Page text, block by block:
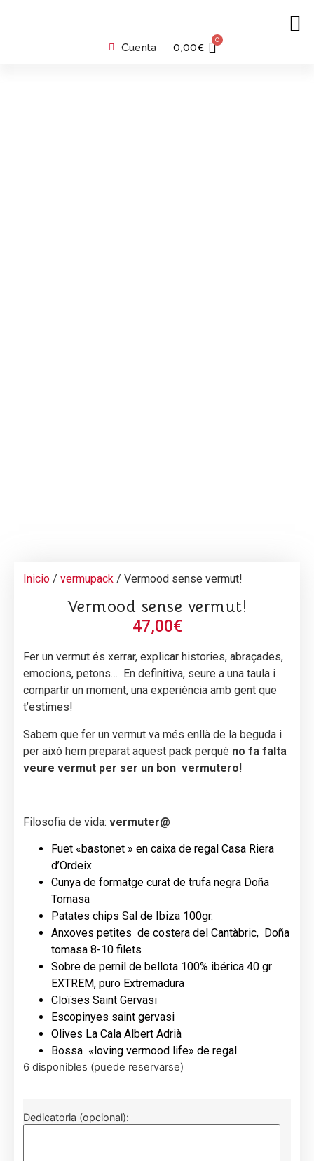
Cuenta 0,00€
0
Inicio / vermupack / Vermood sense vermut!
Vermood sense vermut!
47,00€
Fer un vermut és xerrar, explicar histories, abraçades,
emocions, petons… En definitiva, seure a una taula i
compartir un moment, una experiència amb gent que
t’estimes!
Sabem que fer un vermut va més enllà de la beguda i
per això hem preparat aquest pack perquè no fa falta
veure vermut per ser un bon vermutero!
Filosofia de vida: vermuter@
Fuet «bastonet » en caixa de regal Casa Riera
d’Ordeix
Cunya de formatge curat de trufa negra Doña
Tomasa
Patates chips Sal de Ibiza 100gr.
Anxoves petites de costera del Cantàbric, Doña
tomasa 8-10 filets
Sobre de pernil de bellota 100% ibérica 40 gr
EXTREM, puro Extremadura
Cloïses Saint Gervasi
Escopinyes saint gervasi
Olives La Cala Albert Adrià
Bossa «loving vermood life» de regal
6 disponibles (puede reservarse)
Dedicatoria (opcional):